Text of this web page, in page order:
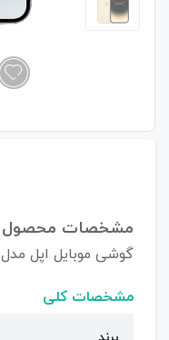
مشخصات محصول
گوشی موبایل اپل مدل iPhone 14 Pro Max دو سیم کارت ظرفیت 1/6 ترابایت
مشخصات کلی